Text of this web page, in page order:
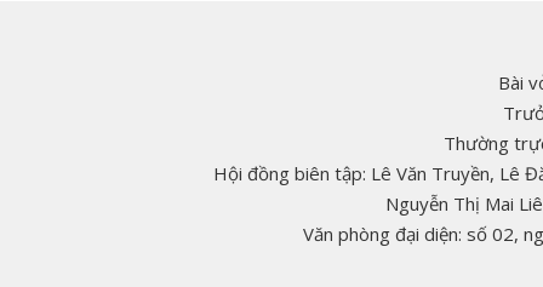
Bài
Thường
Hội đồng biên tập: Lê Văn Truyền, Lê
Nguyễn Thị Mai
Văn phòng đại diện: số 02,